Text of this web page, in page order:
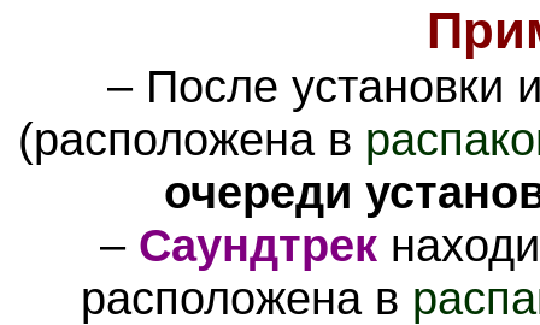
– После установки
(расположена в
очереди
– Саундтрек
расположена в